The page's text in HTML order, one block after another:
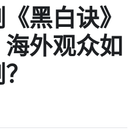
黑白诀》
外观众如